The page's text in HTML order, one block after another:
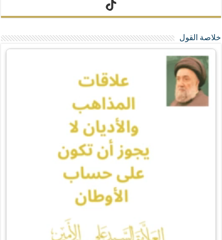
تيك توك
خلاصة القول